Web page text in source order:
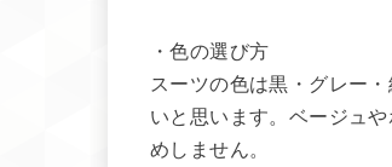
・色の選び方
スーツの色は黒・グレー
いと思います。ベージュ
めしません。